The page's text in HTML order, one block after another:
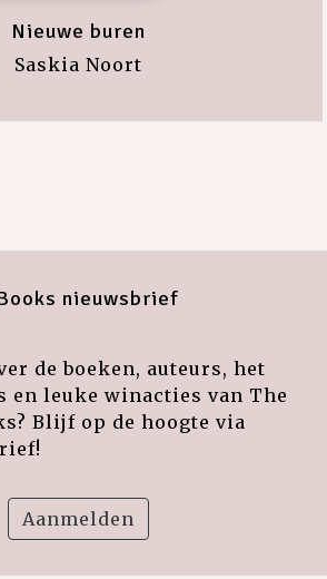
Nieuwe buren
Saskia Noort
nieuwsbrief
de boeken, auteurs, het
en leuke winacties van The
Blijf op de hoogte via
Aanmelden